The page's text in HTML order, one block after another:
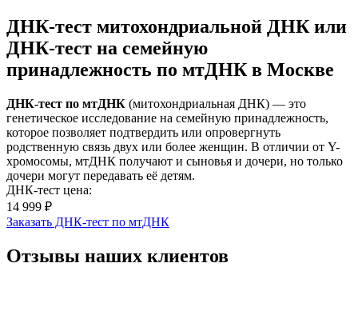
ДНК-тест митохондриальной ДНК или
ДНК-тест на семейную
принадлежность по мтДНК в Москве
ДНК-тест по мтДНК (митохондриальная ДНК) — это
генетическое исследование на семейную принадлежность,
которое позволяет подтвердить или опровергнуть
родственную связь двух или более женщин. В отличии от Y-
хромосомы, мтДНК получают и сыновья и дочери, но только
дочери могут передавать её детям.
ДНК-тест цена:
14 999 ₽
Заказать ДНК-тест по мтДНК
Отзывы наших клиентов